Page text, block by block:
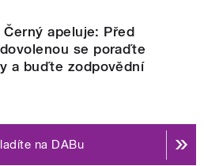
apeluje: Před
se poraďte
a buďte zodpovědní
na DABu